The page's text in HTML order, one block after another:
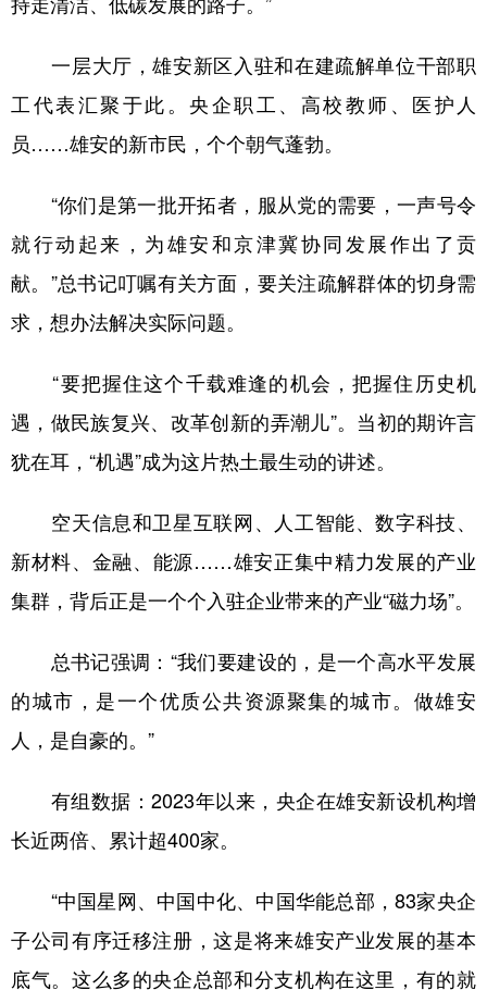
持走清洁、低碳发展的路子。”
一层大厅，雄安新区入驻和在建疏解单位干部职
工代表汇聚于此。央企职工、高校教师、医护人
员……雄安的新市民，个个朝气蓬勃。
“你们是第一批开拓者，服从党的需要，一声号令
就行动起来，为雄安和京津冀协同发展作出了贡
献。”总书记叮嘱有关方面，要关注疏解群体的切身需
求，想办法解决实际问题。
“要把握住这个千载难逢的机会，把握住历史机
遇，做民族复兴、改革创新的弄潮儿”。当初的期许言
犹在耳，“机遇”成为这片热土最生动的讲述。
空天信息和卫星互联网、人工智能、数字科技、
新材料、金融、能源……雄安正集中精力发展的产业
集群，背后正是一个个入驻企业带来的产业“磁力场”。
总书记强调：“我们要建设的，是一个高水平发展
的城市，是一个优质公共资源聚集的城市。做雄安
人，是自豪的。”
有组数据：2023年以来，央企在雄安新设机构增
长近两倍、累计超400家。
“中国星网、中国中化、中国华能总部，83家央企
子公司有序迁移注册，这是将来雄安产业发展的基本
底气。这么多的央企总部和分支机构在这里，有的就